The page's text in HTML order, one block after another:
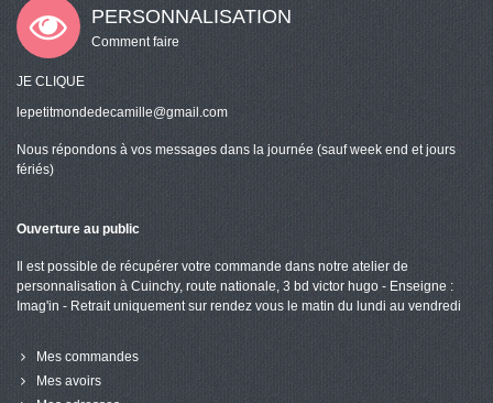
PERSONNALISATION
Comment faire
JE CLIQUE
lepetitmondedecamille@gmail.com
Nous répondons à vos messages dans la journée (sauf week end et jours
fériés)
Ouverture au public
Il est possible de récupérer votre commande dans notre atelier de
personnalisation à Cuinchy, route nationale, 3 bd victor hugo - Enseigne :
Imag'in - Retrait uniquement sur rendez vous le matin du lundi au vendredi
Mes commandes
Mes avoirs